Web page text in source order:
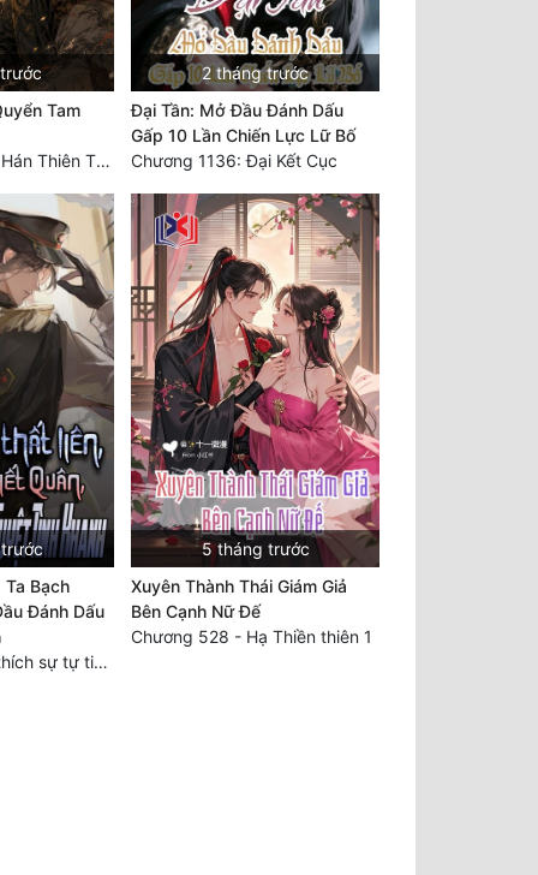
Tam
Chương 991: Đại Hán Thiên Thư (Đại Kết Cục)
2 tháng trước
Đại Tần: Mở Đầu Đánh Dấu
Gấp 10 Lần Chiến Lực Lữ Bố
Chương 1136: Đại Kết Cục
Ta Bạch
Đánh Dấu
Chương 223: Ta thích sự tự tin của ngươi
5 tháng trước
Xuyên Thành Thái Giám Giả
Bên Cạnh Nữ Đế
Chương 528 - Hạ Thiền thiên 1